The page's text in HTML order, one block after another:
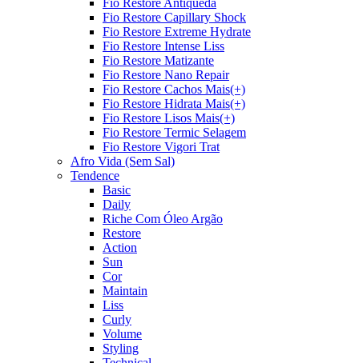
Fio Restore Antiqueda
Fio Restore Capillary Shock
Fio Restore Extreme Hydrate
Fio Restore Intense Liss
Fio Restore Matizante
Fio Restore Nano Repair
Fio Restore Cachos Mais(+)
Fio Restore Hidrata Mais(+)
Fio Restore Lisos Mais(+)
Fio Restore Termic Selagem
Fio Restore Vigori Trat
Afro Vida (Sem Sal)
Tendence
Basic
Daily
Riche Com Óleo Argão
Restore
Action
Sun
Cor
Maintain
Liss
Curly
Volume
Styling